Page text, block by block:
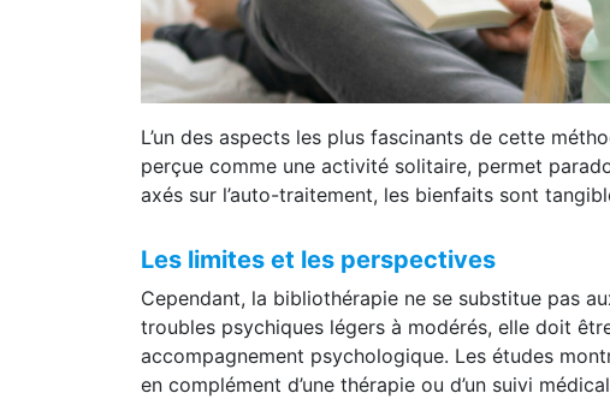
L’un des aspects les plus fascinants de cette
perçue comme une activité solitaire, permet
axés sur l’auto-traitement, les bienfaits sont
Les limites et les perspectives
Cependant, la bibliothérapie ne se substitue pas
troubles psychiques légers à modérés, elle doit
accompagnement psychologique. Les études
en complément d’une thérapie ou d’un suivi